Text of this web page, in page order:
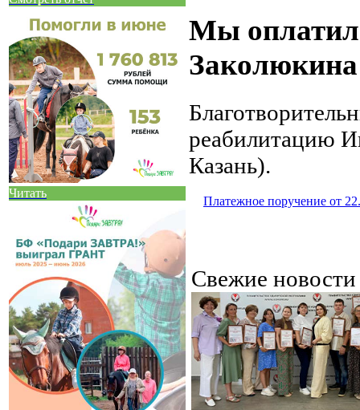
Читать
Мы
Заколюкина
реабилитацию
Казань).
Платежное поручение от
Свежие